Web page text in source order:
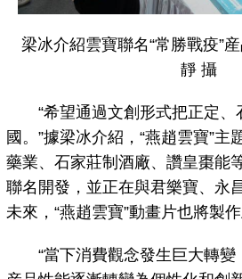
梁冰介紹雲寶聯名“常勝戰疫”
靜 攝
“希望通過文創形式把正定、
國。”據梁冰介紹，“燕趙雲寶”主
藥業、石家莊制酒廠、讚皇棗能
聯名開發，並正在與君樂寶、永
未來，“燕趙雲寶”動畫片也將製作
“當下消費觀念發生巨大轉變